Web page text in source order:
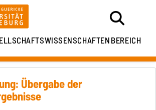
BEREICH
Übergabe der